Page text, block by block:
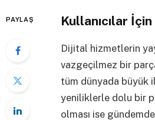
PAYLAŞ Kullanıcılar
Dijital hizmetlerin
vazgeçilmez bir
tüm dünyada büyük
yeniliklerle dolu bir
olması ise